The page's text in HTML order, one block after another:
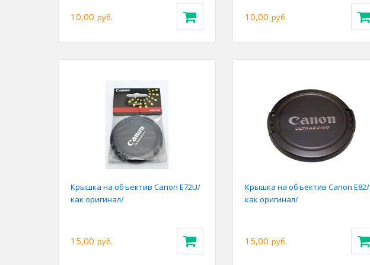
10,00 руб. 10,00 руб.
Крышка на объектив Canon E72U/
как оригинал/
15,00 руб.
Крышка на объектив Canon E82/
как оригинал/
15,00 руб.